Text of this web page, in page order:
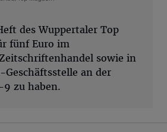
des Wuppertaler Top
fünf Euro im
sowie in
Geschäftsstelle an der
zu haben.